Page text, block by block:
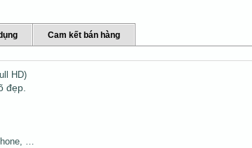
Cam kết bán hàng
HD)
đẹp.
…